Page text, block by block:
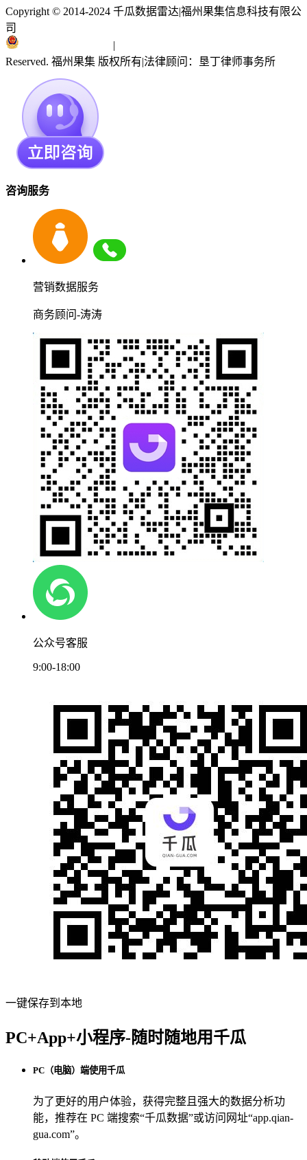
Copyright © 2014-2024 千瓜数据雷达|福州果集信息科技有限公
司
|
Reserved. 福州果集 版权所有|法律顾问：垦丁律师事务所
咨询服务
营销数据服务
商务顾问-涛涛
公众号客服
9:00-18:00
一键保存到本地
PC+App+小程序-随时随地用千瓜
PC（电脑）端使用千瓜
为了更好的用户体验，获得完整且强大的数据分析功
能，推荐在 PC 端搜索“千瓜数据”或访问网址“app.qian-
gua.com”。